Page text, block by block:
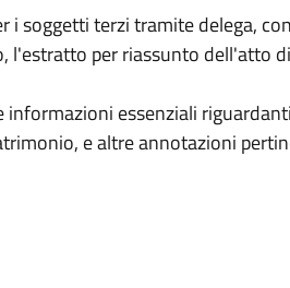
i soggetti terzi tramite delega,
l'estratto per riassunto dell'atto di
essenziali
e altre annotazioni